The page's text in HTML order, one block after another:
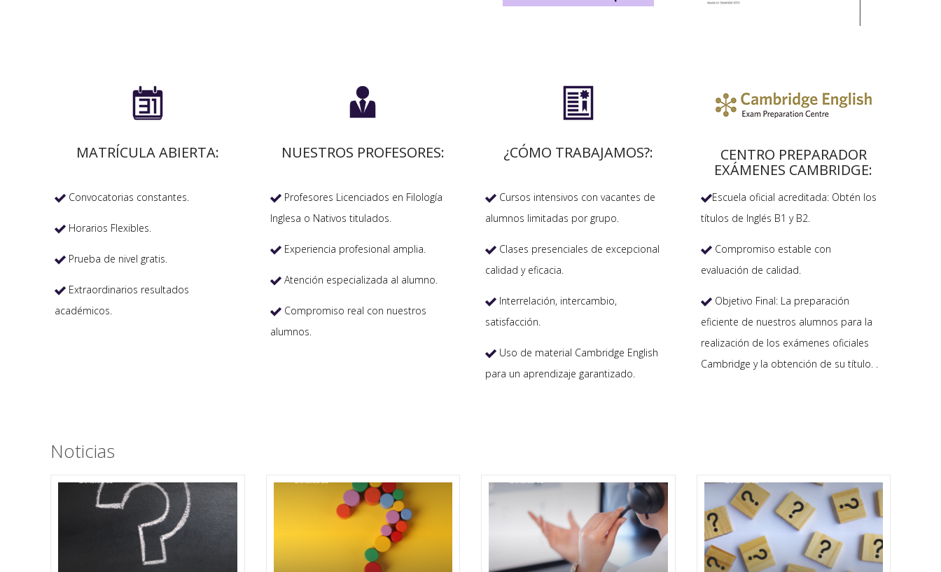

MATRÍCULA ABIERTA:
 Convocatorias constantes.
 Horarios Flexibles.
 Prueba de nivel gratis.
 Extraordinarios resultados
académicos.

NUESTROS PROFESORES:
Profesores Licenciados en Filología
Inglesa o Nativos titulados.
Experiencia profesional amplia.
Atención especializada al alumno.
Compromiso real con nuestros
alumnos.

¿CÓMO TRABAJAMOS?:
 Cursos intensivos con vacantes de
alumnos limitadas por grupo.
 Clases presenciales de excepcional
calidad y eficacia.
 Interrelación, intercambio,
satisfacción.
 Uso de material Cambridge English
para un aprendizaje garantizado.
CENTRO PREPARADOR
EXÁMENES CAMBRIDGE:
Escuela oficial acreditada: Obtén los
títulos de Inglés B1 y B2.
Compromiso estable con
evaluación de calidad.
Objetivo Final: La preparación
eficiente de nuestros alumnos para la
realización de los exámenes oficiales
Cambridge y la obtención de su título. .
Noticias